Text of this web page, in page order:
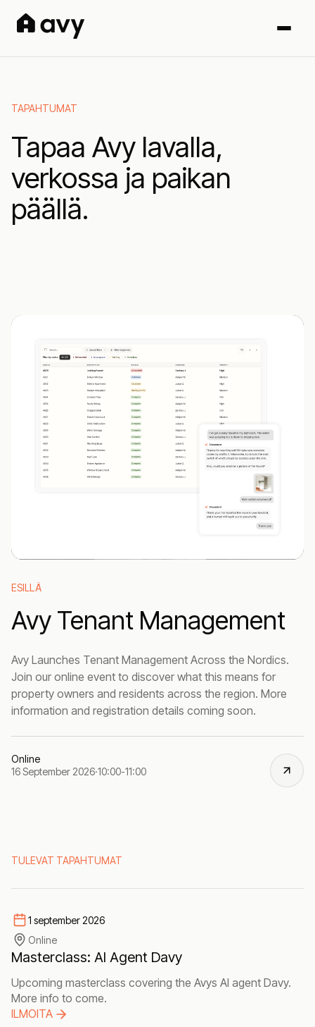
TAPAHTUMAT
Tapaa Avy lavalla,
verkossa ja paikan
päällä.
ESILLÄ
Avy Tenant Management
Avy Launches Tenant Management Across the Nordics.
Join our online event to discover what this means for
property owners and residents across the region. More
information and registration details coming soon.
Online
16 September 2026·10:00-11:00
TULEVAT TAPAHTUMAT
1 september 2026
Online
Masterclass: AI Agent Davy
Upcoming masterclass covering the Avys AI agent Davy.
More info to come.
ILMOITA